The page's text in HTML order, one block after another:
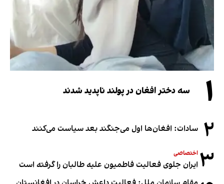
۱ سه دختر افغان در پولند ناپدید شدند
۲ سادات: افغان‌ها اول می‌جنگند بعد سیاست می‌کنند
۳ اختصاصی
ایران جلوی فعالیت فاطمیون علیه طالبان را گرفته است